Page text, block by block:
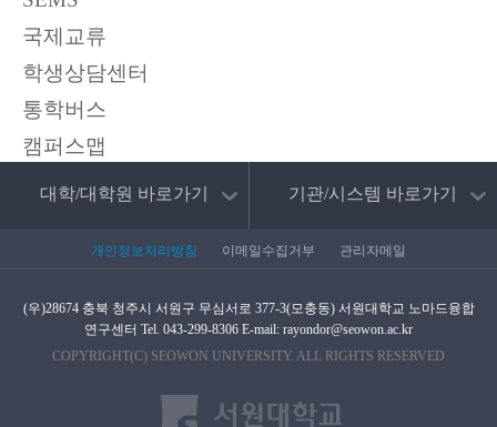
31
2022.10
22.10.28. 노마드융합프로그램 6차시 진행
국제교류
학생상담센터
통학버스
캠퍼스맵
대학/대학원 바로가기 기관/시스템 바로가기
개인정보처리방침 이메일수집거부 관리자메일
(우)28674 충북 청주시 서원구 무심서로 377-3(모충동) 서원대학교 노마드융합
연구센터 Tel. 043-299-8306 E-mail: rayondor@seowon.ac.kr
COPYRIGHT(C) SEOWON UNIVERSITY. ALL RIGHTS RESERVED